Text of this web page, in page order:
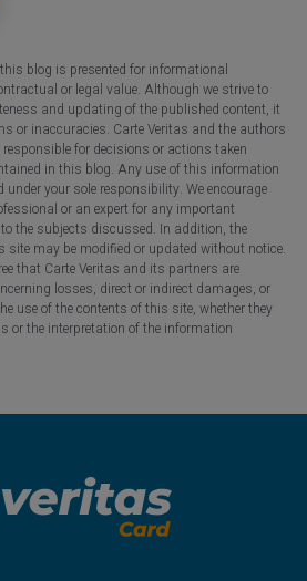
blog is presented for informational
or legal value. Although we strive to
and updating of the published content, it
or inaccuracies. Carte Veritas and the authors
for decisions or actions taken
in this blog. Any use of this information
your sole responsibility. We encourage
or an expert for any important
the subjects discussed. In addition, the
site may be modified or updated without notice.
that Carte Veritas and its partners are
losses, direct or indirect damages, or
use of the contents of this site, whether they
or the interpretation of the information